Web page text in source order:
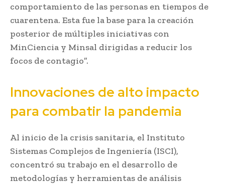
comportamiento de las personas en tiempos de
cuarentena. Esta fue la base para la creación
posterior de múltiples iniciativas con
MinCiencia y Minsal dirigidas a reducir los
focos de contagio”.
Innovaciones de alto impacto
para combatir la pandemia
Al inicio de la crisis sanitaria, el Instituto
Sistemas Complejos de Ingeniería (ISCI),
concentró su trabajo en el desarrollo de
metodologías y herramientas de análisis